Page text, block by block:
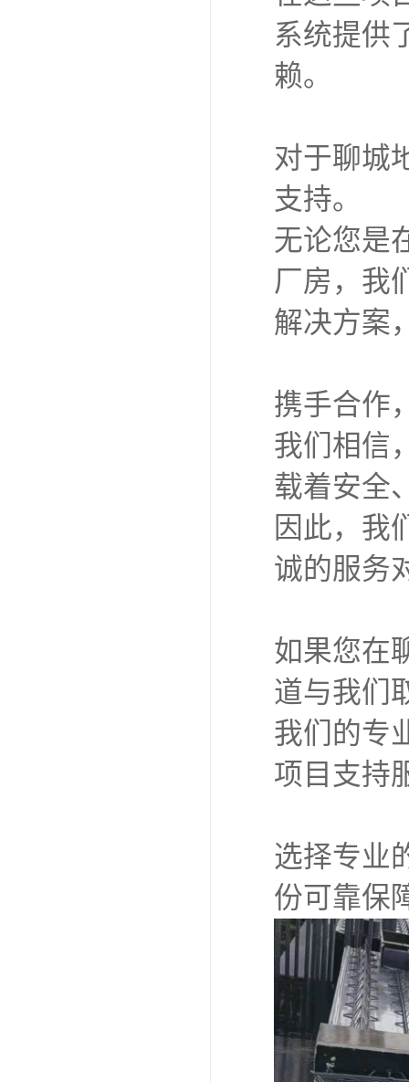
系统提供
赖。
对于聊城
支持。
无论您是
厂房，我
解决方案
携手合作
我们相信
载着安全
因此，我
诚的服务
如果您在
道与我们
我们的专
项目支持
选择专业
份可靠保